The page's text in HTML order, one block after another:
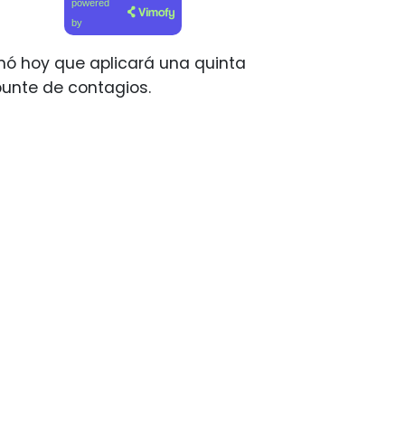
powered
by
hoy que aplicará una quinta
de contagios.